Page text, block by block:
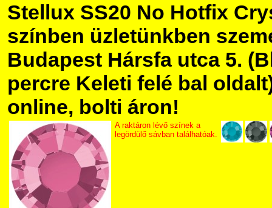
Stellux SS20 No Hotfix
színben üzletünkben
Budapest Hársfa utca 5.
percre Keleti felé bal
online, bolti áron!
A raktáron lévő színek a
legördülő sávban találhatóak.